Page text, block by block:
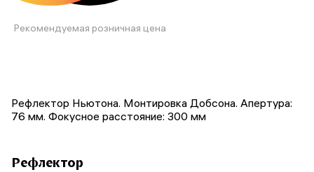
Рекомендуемая розничная цена
Рефлектор Ньютона. Монтировка Добсона. Апертура:
76 мм. Фокусное расстояние: 300 мм
Рефлектор